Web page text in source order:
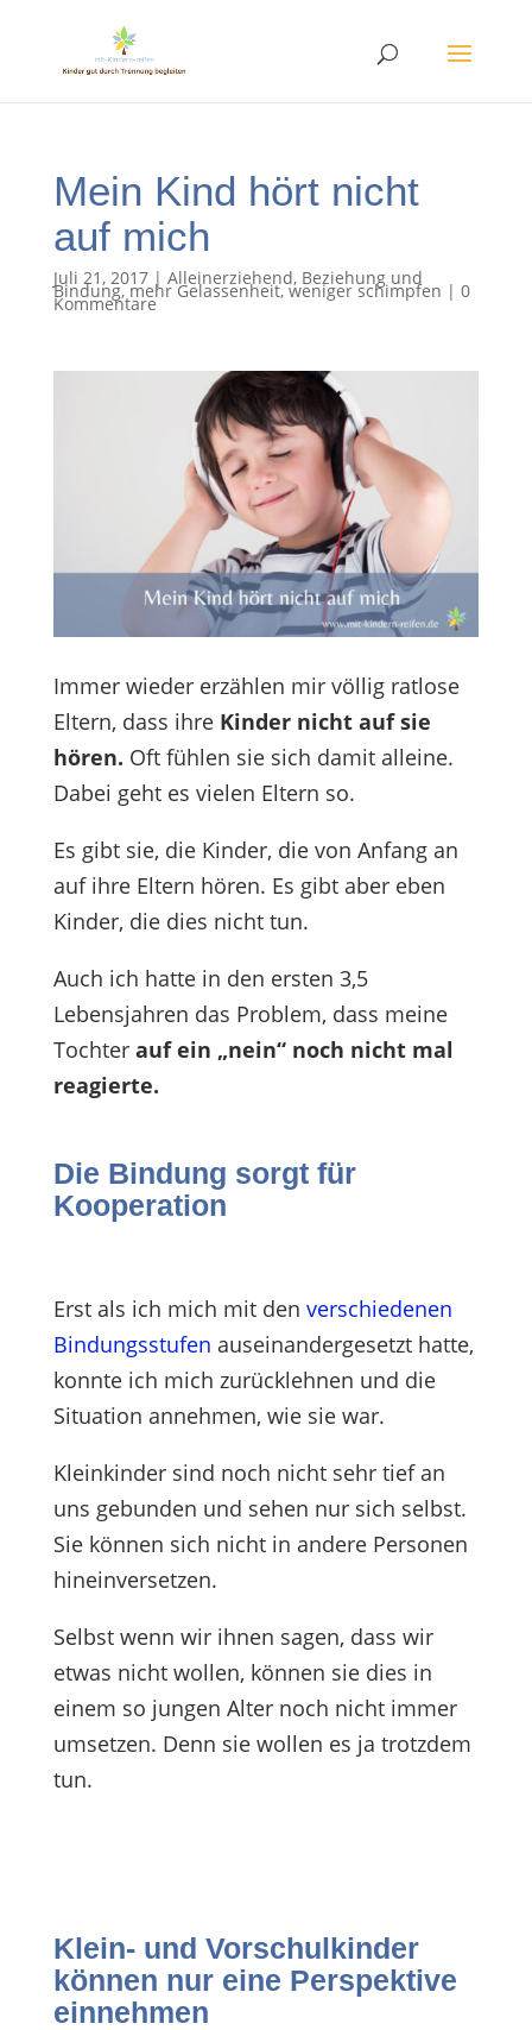
Mein Kind hört nicht
auf mich
Juli 21, 2017| Alleinerziehend, Beziehung und
Bindung,mehr Gelassenheit,weniger schimpfen | 0
Kommentare
Immer wieder erzählen mir völlig ratlose
Eltern, dass ihreKinder nicht auf sie
hören. Oft fühlen sie sich damit alleine.
Dabei geht es vielen Eltern so.
Es gibt sie, die Kinder, die von Anfang an
auf ihre Eltern hören. Es gibt aber eben
Kinder, die dies nicht tun.
Auch ich hatte in den ersten 3,5
Lebensjahren das Problem, dass meine
Tochter auf ein „nein“ noch nicht mal
reagierte.
Die Bindung sorgt für
Kooperation
Erst als ich mich mit den verschiedenen
Bindungsstufen auseinandergesetzt hatte,
konnte ich mich zurücklehnen und die
Situation annehmen, wie sie war.
Kleinkinder sind noch nicht sehr tief an
uns gebunden und sehen nur sich selbst.
Sie können sich nicht in andere Personen
hineinversetzen.
Selbst wenn wir ihnen sagen, dass wir
etwas nicht wollen, können sie dies in
einem so jungen Alter noch nicht immer
umsetzen. Denn sie wollen es ja trotzdem
tun.
Klein- und Vorschulkinder
können nur eine Perspektive
einnehmen